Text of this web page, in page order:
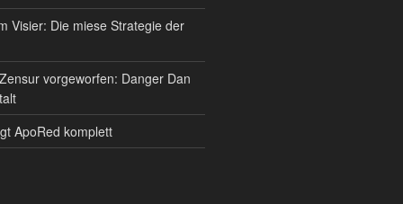
Visier: Die miese Strategie der
vorgeworfen: Danger Dan
ApoRed komplett